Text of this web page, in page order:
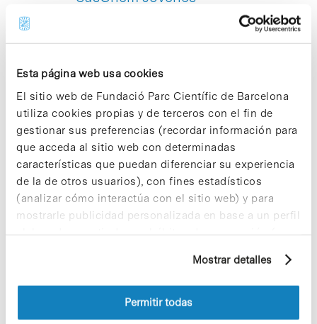
Esta página web usa cookies
El sitio web de Fundació Parc Científic de Barcelona
utiliza cookies propias y de terceros con el fin de
gestionar sus preferencias (recordar información para
que acceda al sitio web con determinadas
características que puedan diferenciar su experiencia
de la de otros usuarios), con fines estadísticos
(analizar cómo interactúa con el sitio web) y para
mostrarle publicidad personalizada en base a un perfil
elaborado a partir de sus hábitos de navegación (por
información sobre las cookies puede consultar
la Política de cookies del sitio web.
Mostrar detalles
Permitir todas
El investigador Albert Ardèvol –que
de Simulación Computacional y
Científic de Barcelona– acaba de ser
galardonado con el ‘Premio SusChem
Jóvenes Investigadores Químicos‘ en la
categoría PREDOC por el trabajo
‘The
molecular mechanism of enzymatic
glycosyl transfer with retention of
configuration: evidence for a short-lived
oxocarbenium ion-like species ‘,
publicado en 2011 en Angewandte
una de las más prestigiosas revistas de